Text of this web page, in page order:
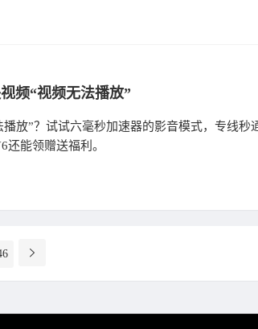
频“视频无法播放”
放”？试试六毫秒加速器的影音模式，专线秒
还能领赠送福利。